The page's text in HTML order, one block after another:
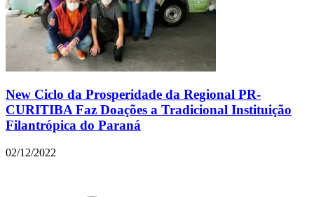
New Ciclo da Prosperidade da Regional PR-
CURITIBA Faz Doações a Tradicional Instituição
Filantrópica do Paraná
02/12/2022